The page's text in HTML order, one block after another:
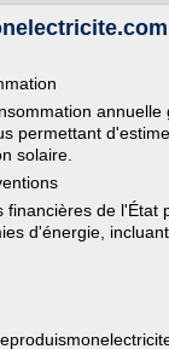
annuelle
permettant
solaire.
financières de l'État
d'énergie,